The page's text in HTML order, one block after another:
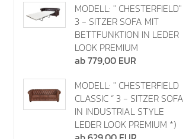
MODELL: " CHESTERFIELD"
3 - SITZER SOFA MIT
BETTFUNKTION IN LEDER
LOOK PREMIUM
ab 779,00 EUR
MODELL: " CHESTERFIELD
CLASSIC “ 3 - SITZER SOFA
IN INDUSTRIAL STYLE
LEDER LOOK PREMIUM *)